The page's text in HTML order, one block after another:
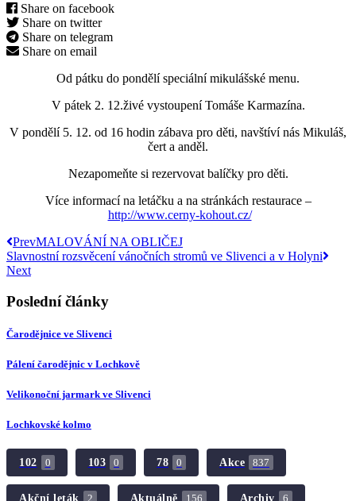
Share on facebook
Share on twitter
Share on telegram
Share on email
Od pátku do pondělí speciální mikulášské menu.
V pátek 2. 12.živé vystoupení Tomáše Karmazína.
V pondělí 5. 12. od 16 hodin zábava pro děti, navštíví nás Mikuláš,
čert a anděl.
Nezapomeňte si rezervovat balíčky pro děti.
Více informací na letáčku a na stránkách restaurace –
http://www.cerny-kohout.cz/
PrevMALOVÁNÍ NA OBLIČEJ
Slavnostní rozsvěcení vánočních stromů ve Slivenci a v Holyni
Next
Poslední články
Čarodějnice ve Slivenci
Pálení čarodějnic v Lochkově
Velikonoční jarmark ve Slivenci
Lochkovské kolmo
102 0 103 0 78 0 Akce 837
Akční leták 2 Aktuálně 156 Archiv 6